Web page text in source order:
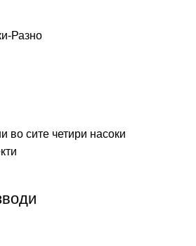
Разно
во сите четири насоки